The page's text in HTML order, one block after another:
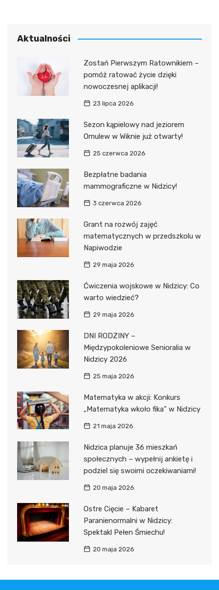
Aktualności
Zostań Pierwszym Ratownikiem –
pomóż ratować życie dzięki
nowoczesnej aplikacji!
23 lipca 2026
Sezon kąpielowy nad jeziorem
Omulew w Wiknie już otwarty!
25 czerwca 2026
Bezpłatne badania
mammograficzne w Nidzicy!
3 czerwca 2026
Grant na rozwój zajęć
matematycznych w przedszkolu w
Napiwodzie
29 maja 2026
Ćwiczenia wojskowe w Nidzicy: Co
warto wiedzieć?
29 maja 2026
DNI RODZINY –
Międzypokoleniowe Senioralia w
Nidzicy 2026
25 maja 2026
Matematyka w akcji: Konkurs
„Matematyka wkoło fika” w Nidzicy
21 maja 2026
Nidzica planuje 36 mieszkań
społecznych – wypełnij ankietę i
podziel się swoimi oczekiwaniami!
20 maja 2026
Ostre Cięcie – Kabaret
Paranienormalni w Nidzicy:
Spektakl Pełen Śmiechu!
20 maja 2026